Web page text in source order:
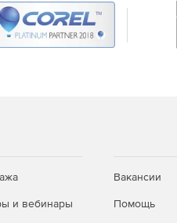
и вебинары
Вакансии
Помощь